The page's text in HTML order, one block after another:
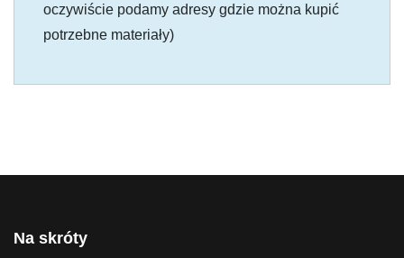
oczywiście podamy adresy gdzie można kupić
potrzebne materiały)
Na skróty